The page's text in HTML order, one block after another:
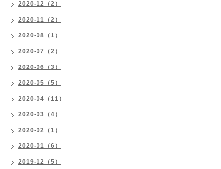
2020-12（2）
2020-11（2）
2020-08（1）
2020-07（2）
2020-06（3）
2020-05（5）
2020-04（11）
2020-03（4）
2020-02（1）
2020-01（6）
2019-12（5）